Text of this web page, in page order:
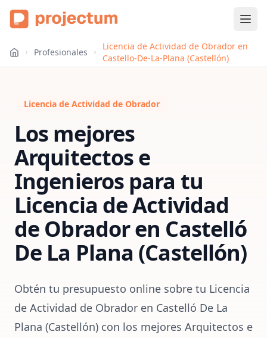
Profesionales
Licencia de Actividad de Obrador en
Castello-De-La-Plana (Castellón)
Licencia de Actividad de Obrador
Los mejores
Arquitectos e
Ingenieros para tu
Licencia de Actividad
de Obradoren Castelló
De La Plana (Castellón)
Obtén tu presupuesto online sobre tu Licencia
de Actividad de Obrador en Castelló De La
Plana (Castellón) con los mejores Arquitectos e